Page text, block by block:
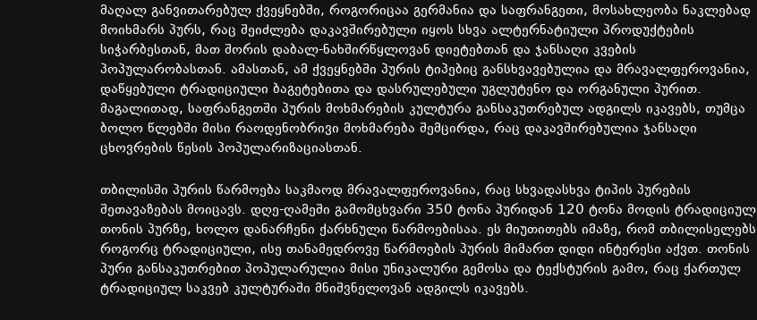
მაღალ განვითარებულ ქვეყნებში, როგორიცაა გერმანია და საფრანგეთი, მოსახლეობა ნაკლებად
მოიხმარს პურს, რაც შეიძლება დაკავშირებული იყოს სხვა ალტერნატიული პროდუქტების
სიჭარბესთან, მათ შორის დაბალ-ნახშირწყლოვან დიეტებთან და ჯანსაღი კვების
პოპულარობასთან. ამასთან, ამ ქვეყნებში პურის ტიპებიც განსხვავებულია და მრავალფეროვანია,
დაწყებული ტრადიციული ბაგეტებითა და დასრულებული უგლუტენო და ორგანული პურით.
მაგალითად, საფრანგეთში პურის მოხმარების კულტურა განსაკუთრებულ ადგილს იკავებს, თუმცა
ბოლო წლებში მისი რაოდენობრივი მოხმარება შემცირდა, რაც დაკავშირებულია ჯანსაღი
ცხოვრების წესის პოპულარიზაციასთან.
თბილისში პურის წარმოება საკმაოდ მრავალფეროვანია, რაც სხვადასხვა ტიპის პურების
შეთავაზებას მოიცავს. დღე-ღამეში გამომცხვარი 350 ტონა პურიდან 120 ტონა მოდის ტრადიციულ
თონის პურზე, ხოლო დანარჩენი ქარხნული წარმოებისაა. ეს მიუთითებს იმაზე, რომ თბილისელებს
როგორც ტრადიციული, ისე თანამედროვე წარმოების პურის მიმართ დიდი ინტერესი აქვთ. თონის
პური განსაკუთრებით პოპულარულია მისი უნიკალური გემოსა და ტექსტურის გამო, რაც ქართულ
ტრადიციულ საკვებ კულტურაში მნიშვნელოვან ადგილს იკავებს.